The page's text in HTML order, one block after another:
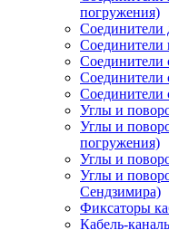
погружения)
Соединители
Соединители
Соединители
Соединители
Соединители
Углы и
Углы и
погружения)
Углы и
Углы и
Сендзимира)
Фиксаторы
Кабель-